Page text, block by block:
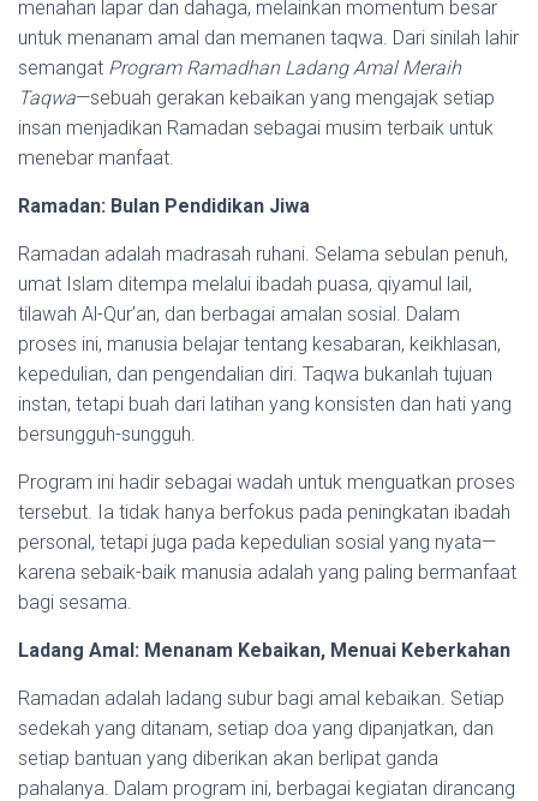
menahan lapar dan dahaga, melainkan momentum besar
untuk menanam amal dan memanen taqwa. Dari sinilah lahir
semangat Program Ramadhan Ladang Amal Meraih
Taqwa—sebuah gerakan kebaikan yang mengajak setiap
insan menjadikan Ramadan sebagai musim terbaik untuk
menebar manfaat.
Ramadan: Bulan Pendidikan Jiwa
Ramadan adalah madrasah ruhani. Selama sebulan penuh,
umat Islam ditempa melalui ibadah puasa, qiyamul lail,
tilawah Al-Qur’an, dan berbagai amalan sosial. Dalam
proses ini, manusia belajar tentang kesabaran, keikhlasan,
kepedulian, dan pengendalian diri. Taqwa bukanlah tujuan
instan, tetapi buah dari latihan yang konsisten dan hati yang
bersungguh-sungguh.
Program ini hadir sebagai wadah untuk menguatkan proses
tersebut. Ia tidak hanya berfokus pada peningkatan ibadah
personal, tetapi juga pada kepedulian sosial yang nyata—
karena sebaik-baik manusia adalah yang paling bermanfaat
bagi sesama.
Ladang Amal: Menanam Kebaikan, Menuai Keberkahan
Ramadan adalah ladang subur bagi amal kebaikan. Setiap
sedekah yang ditanam, setiap doa yang dipanjatkan, dan
setiap bantuan yang diberikan akan berlipat ganda
pahalanya. Dalam program ini, berbagai kegiatan dirancang